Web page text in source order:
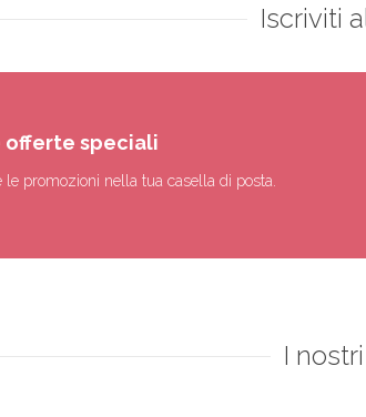
Iscriviti
offerte speciali
promozioni nella tua casella di posta.
I